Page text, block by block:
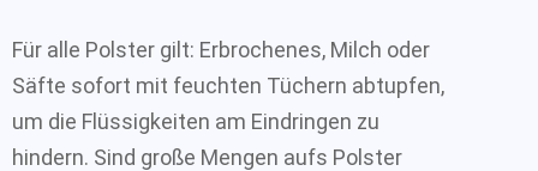
Für alle Polster gilt: Erbrochenes, Milch oder
Säfte sofort mit feuchten Tüchern abtupfen,
um die Flüssigkeiten am Eindringen zu
hindern. Sind große Mengen aufs Polster